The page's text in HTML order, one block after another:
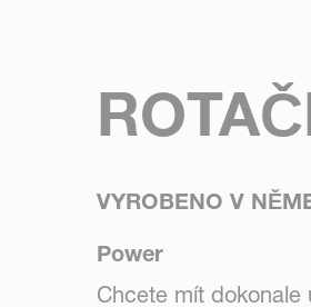
VYROBENO V
Power
Chcete mít